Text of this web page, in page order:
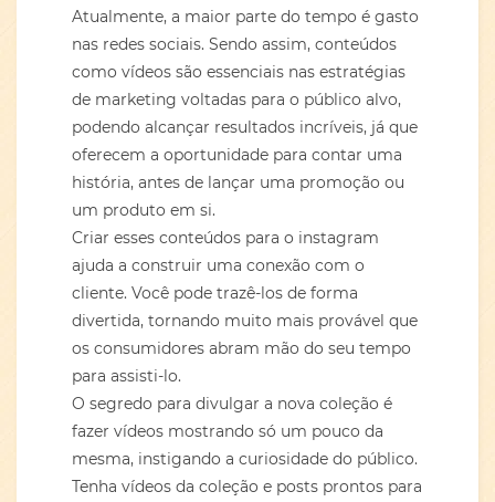
Atualmente, a maior parte do tempo é gasto
nas redes sociais. Sendo assim, conteúdos
como vídeos são essenciais nas estratégias
de marketing voltadas para o público alvo,
podendo alcançar resultados incríveis, já que
oferecem a oportunidade para contar uma
história, antes de lançar uma promoção ou
um produto em si.
Criar esses conteúdos para o instagram
ajuda a construir uma conexão com o
cliente. Você pode trazê-los de forma
divertida, tornando muito mais provável que
os consumidores abram mão do seu tempo
para assisti-lo.
O segredo para divulgar a nova coleção é
fazer vídeos mostrando só um pouco da
mesma, instigando a curiosidade do público.
Tenha vídeos da coleção e posts prontos para